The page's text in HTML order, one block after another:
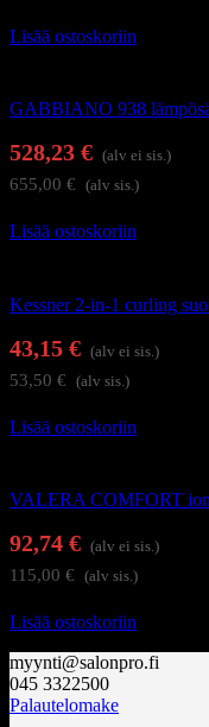
Lisää ostoskoriin
GABBIANO 938
528,23 € (alv ei sis.)
655,00 € (alv sis.)
Lisää ostoskoriin
Kessner 2-in-1 curling
43,15 € (alv ei sis.)
53,50 € (alv sis.)
Lisää ostoskoriin
VALERA COMFORT
92,74 € (alv ei sis.)
115,00 € (alv sis.)
Lisää ostoskoriin
myynti@salonpro.fi
045 3322500
Palautelomake